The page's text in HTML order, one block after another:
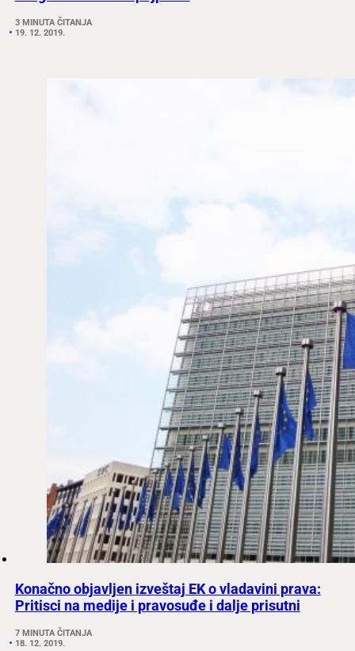
3 MINUTA ČITANJA
19. 12. 2019.
Konačno objavljen izveštaj EK o vladavini prava:
Pritisci na medije i pravosuđe i dalje prisutni
7 MINUTA ČITANJA
18. 12. 2019.